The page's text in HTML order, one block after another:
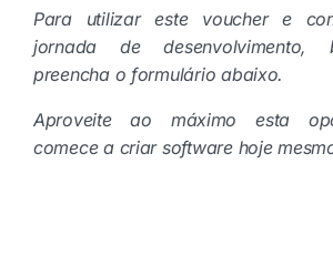
Para utilizar este voucher e
jornada de desenvolvimento,
preencha o formulário abaixo.
Aproveite ao máximo esta
comece a criar software hoje